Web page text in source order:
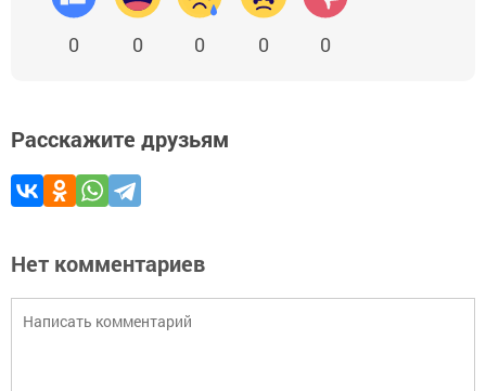
0 0 0 0 0
Расскажите друзьям
Нет комментариев